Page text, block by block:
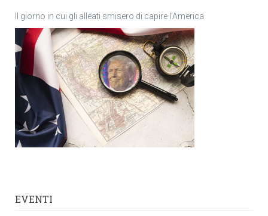
Il giorno in cui gli alleati smisero di capire l’America
EVENTI